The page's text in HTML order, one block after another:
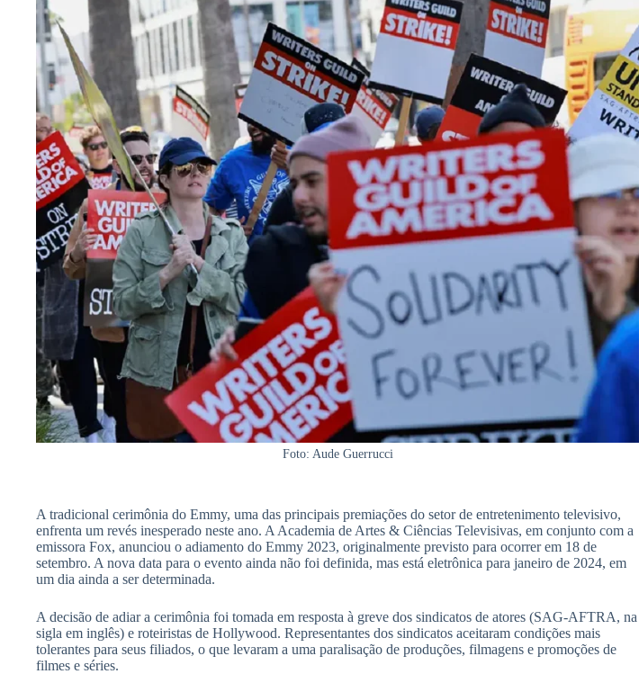
Foto: Aude Guerrucci
A tradicional cerimônia do Emmy, uma das principais premiações do setor de entretenimento televisivo,
enfrenta um revés inesperado neste ano. A Academia de Artes & Ciências Televisivas, em conjunto com a
emissora Fox, anunciou o adiamento do Emmy 2023, originalmente previsto para ocorrer em 18 de
setembro. A nova data para o evento ainda não foi definida, mas está eletrônica para janeiro de 2024, em
um dia ainda a ser determinada.
A decisão de adiar a cerimônia foi tomada em resposta à greve dos sindicatos de atores (SAG-AFTRA, na
sigla em inglês) e roteiristas de Hollywood. Representantes dos sindicatos aceitaram condições mais
tolerantes para seus filiados, o que levaram a uma paralisação de produções, filmagens e promoções de
filmes e séries.